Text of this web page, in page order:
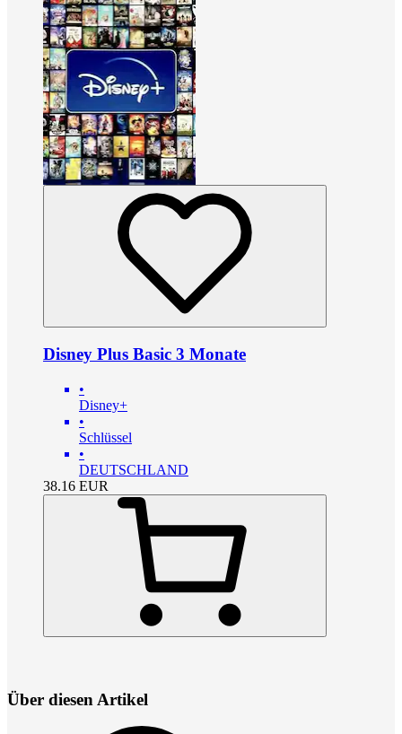
Disney Plus Basic 3 Monate
•
Disney+
•
Schlüssel
•
DEUTSCHLAND
38.16 EUR
Über diesen Artikel